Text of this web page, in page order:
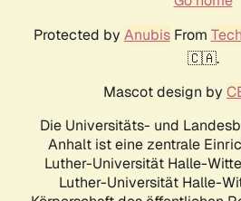
Protected by AnubisFrom
🇨🇦.
Mascot design by
Die Universitäts- und
Anhalt ist eine zentrale
Luther-Universität Halle-
Luther-Universität Halle-